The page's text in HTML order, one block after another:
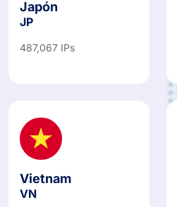
Japón
JP
487,067 IPs
Vietnam
VN